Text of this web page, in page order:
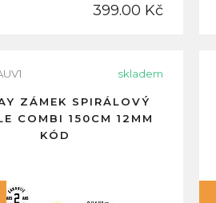
399.00 Kč
skladem
ZÁMEK SPIRÁLOVÝ
COMBI 150CM 12MM
KÓD